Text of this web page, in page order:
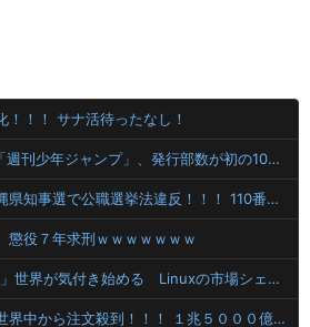
！！！ サナ活待ったなし！
かつて650万部を誇った「週刊少年ジャンプ」、発行部数が初の100万部割れ
【速報】日本共産党、沖縄県知事選で公職選挙法違反！！！ 110番通報されても辞全くめない件
懲役７年求刑ｗｗｗｗｗｗｗ
「Linuxで十分じゃね…？」世界が気付き始める Linuxの市場シェアが初めて10%超える
【速報】日本製メモリに世界中から注文殺到！！！ １兆５０００億円で工場増築へ